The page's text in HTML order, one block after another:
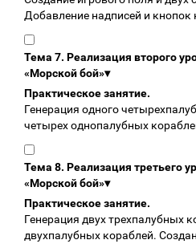
Добавление надписей и кнопок
Тема 7. Реализация второго
«Морской бой»▾
Практическое занятие.
Генерация одного
четырех однопалубных
Тема 8. Реализация третьего
«Морской бой»▾
Практическое занятие.
Генерация двух трехпалубных
двухпалубных кораблей.